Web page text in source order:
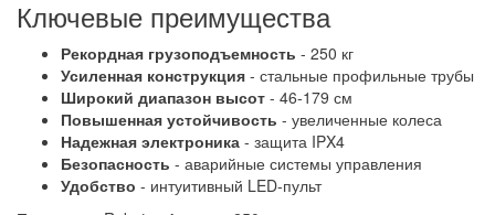
Ключевые преимущества
Рекордная грузоподъемность - 250 кг
Усиленная конструкция - стальные профильные трубы
Широкий диапазон высот - 46-179 см
Повышенная устойчивость - увеличенные колеса
Надежная электроника - защита IPX4
Безопасность - аварийные системы управления
Удобство - интуитивный LED-пульт